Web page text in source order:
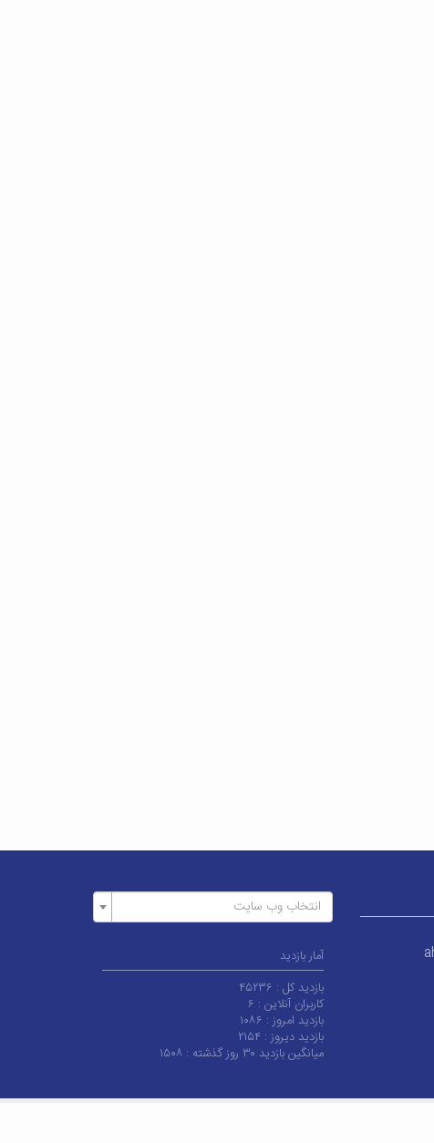
انتخاب وب سایت
آمار بازدید
بازدید کل : ۴۵۲۳۶
کاربران آنلاین : ۶
بازدید امروز : ۱۰۸۶
بازدید دیروز : ۲۱۵۴
میانگین بازدید ۳۰ روز گذشته :
۱۵۰۸